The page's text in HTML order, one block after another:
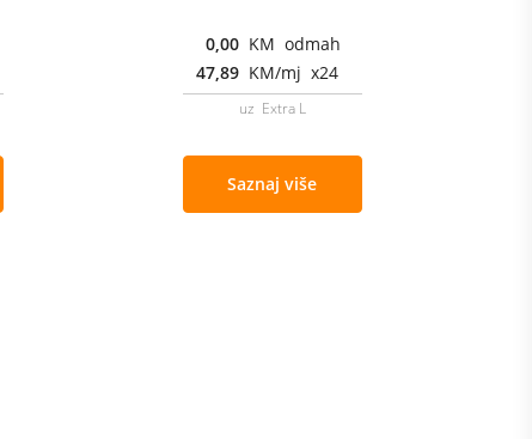
0,00 KM odmah
47,89 KM/mj x24
uz Extra L
Saznaj više